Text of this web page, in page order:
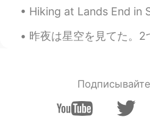
Hiking at Lands End in San francisco CA. It literally
昨夜は星空を見てた。2つの流れ星を見ました！超早かったから望みをできなかった。 太陽は星ですね。十億の星があ